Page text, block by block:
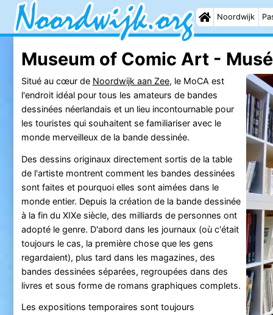
Noordwijk
Museum of Comic Art -
Situé au cœur de Noordwijk aan Zee, le MoCA est
l'endroit idéal pour tous les amateurs de bandes
dessinées néerlandais et un lieu incontournable pour
les touristes qui souhaitent se familiariser avec le
monde merveilleux de la bande dessinée.
Des dessins originaux directement sortis de la table
de l'artiste montrent comment les bandes dessinées
sont faites et pourquoi elles sont aimées dans le
monde entier. Depuis la création de la bande dessinée
à la fin du XIXe siècle, des milliards de personnes ont
adopté le genre. D'abord dans les journaux (où c'était
toujours le cas, la première chose que les gens
regardaient), plus tard dans les magazines, des
bandes dessinées séparées, regroupées dans des
livres et sous forme de romans graphiques complets.
Les expositions temporaires sont toujours